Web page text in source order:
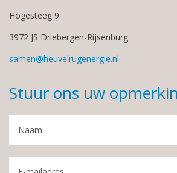
Hogesteeg 9
3972 JS Driebergen-Rijsenburg
samen@heuvelrugenergie.nl
Stuur ons uw